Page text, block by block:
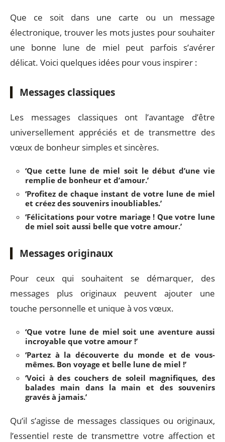
Que ce soit dans une carte ou un message
électronique, trouver les mots justes pour souhaiter
une bonne lune de miel peut parfois s’avérer
délicat. Voici quelques idées pour vous inspirer :
Messages classiques
Les messages classiques ont l’avantage d’être
universellement appréciés et de transmettre des
vœux de bonheur simples et sincères.
‘Que cette lune de miel soit le début d’une vie
remplie de bonheur et d’amour.’
‘Profitez de chaque instant de votre lune de miel
et créez des souvenirs inoubliables.’
‘Félicitations pour votre mariage ! Que votre lune
de miel soit aussi belle que votre amour.’
Messages originaux
Pour ceux qui souhaitent se démarquer, des
messages plus originaux peuvent ajouter une
touche personnelle et unique à vos vœux.
‘Que votre lune de miel soit une aventure aussi
incroyable que votre amour !’
‘Partez à la découverte du monde et de vous-
mêmes. Bon voyage et belle lune de miel !’
‘Voici à des couchers de soleil magnifiques, des
balades main dans la main et des souvenirs
gravés à jamais.’
Qu’il s’agisse de messages classiques ou originaux,
l’essentiel reste de transmettre votre affection et